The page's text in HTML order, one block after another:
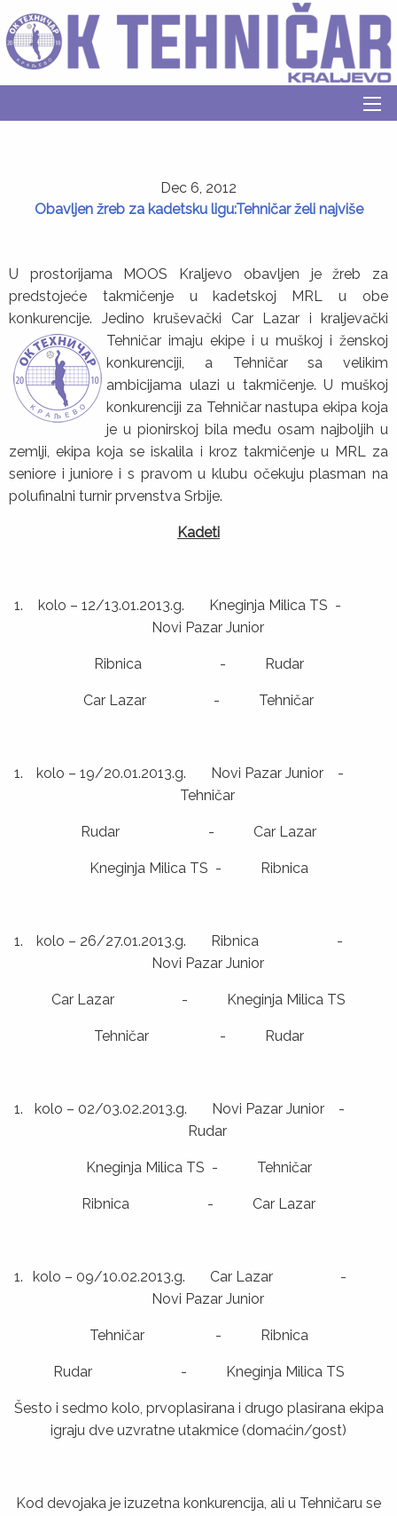
Dec 6, 2012
Obavljen žreb za kadetsku ligu:Tehničar želi najviše
U prostorijama MOOS Kraljevo obavljen je žreb za
predstojeće takmičenje u kadetskoj MRL u obe
konkurencije. Jedino kruševački Car Lazar i kraljevački
Tehničar imaju ekipe i u muškoj i ženskoj
konkurenciji, a Tehničar sa velikim
ambicijama ulazi u takmičenje. U muškoj
konkurenciji za Tehničar nastupa ekipa koja
je u pionirskoj bila među osam najboljih u
zemlji, ekipa koja se iskalila i kroz takmičenje u MRL za
seniore i juniore i s pravom u klubu očekuju plasman na
polufinalni turnir prvenstva Srbije.
Kadeti
kolo – 12/13.01.2013.g. Kneginja Milica TS -
Novi Pazar Junior
Ribnica - Rudar
Car Lazar - Tehničar
kolo – 19/20.01.2013.g. Novi Pazar Junior -
Tehničar
Rudar - Car Lazar
Kneginja Milica TS - Ribnica
kolo – 26/27.01.2013.g. Ribnica -
Novi Pazar Junior
Car Lazar - Kneginja Milica TS
Tehničar - Rudar
kolo – 02/03.02.2013.g. Novi Pazar Junior -
Rudar
Kneginja Milica TS - Tehničar
Ribnica - Car Lazar
kolo – 09/10.02.2013.g. Car Lazar -
Novi Pazar Junior
Tehničar - Ribnica
Rudar - Kneginja Milica TS
Šesto i sedmo kolo, prvoplasirana i drugo plasirana ekipa
igraju dve uzvratne utakmice (domaćin/gost)
Kod devojaka je izuzetna konkurencija, ali u Tehničaru se